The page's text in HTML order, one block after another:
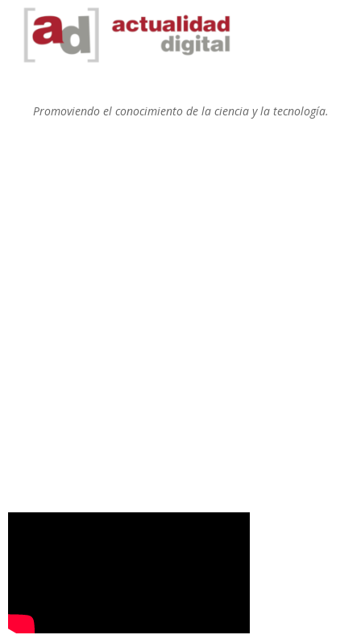
Promoviendo el conocimiento de la ciencia y la tecnología.